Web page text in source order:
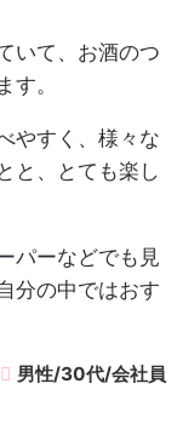
いて、お酒のつ
す。
やすく、様々な
と、とても楽し
パーなどでも見
分の中ではおす
男性/30代/会社員